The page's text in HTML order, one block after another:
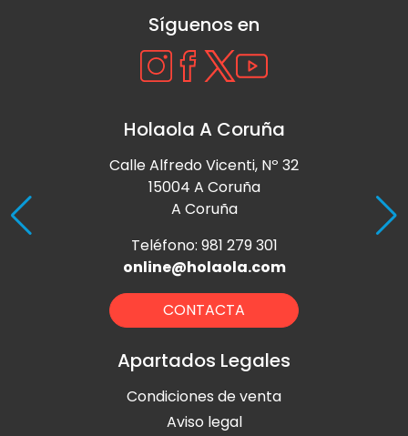
Síguenos en
Holaola A Coruña
Calle Alfredo Vicenti, Nº 32
15004 A Coruña
A Coruña
Teléfono: 981 279 301
online@holaola.com
CONTACTA
Apartados Legales
Condiciones de venta
Aviso legal